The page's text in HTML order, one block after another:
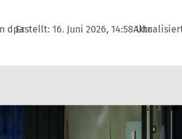
dpaErstellt: 16. Juni 2026, 14:58 Uhr